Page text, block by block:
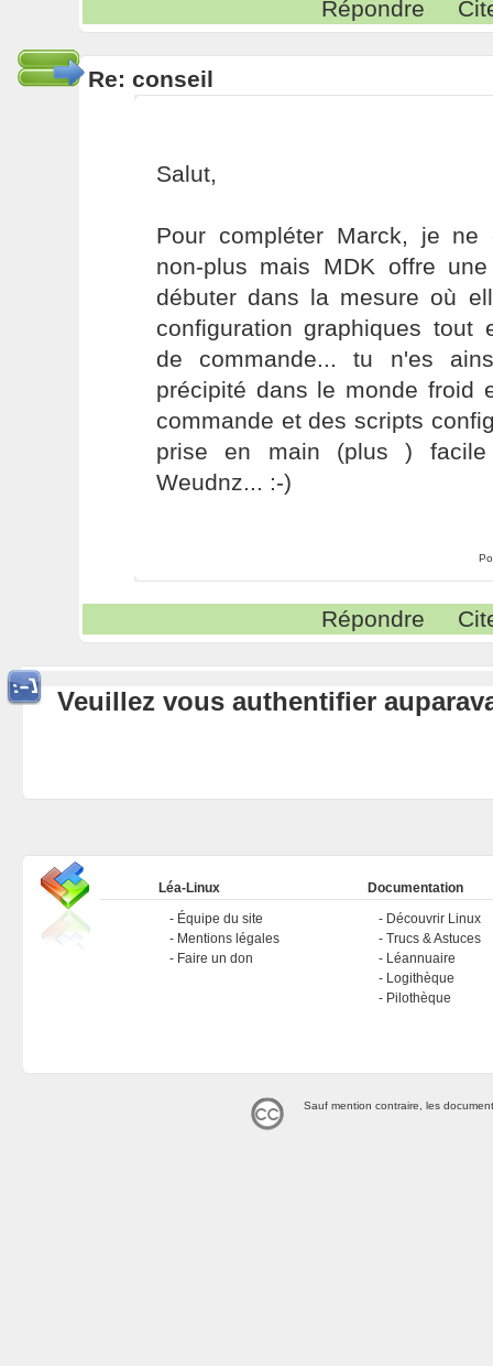
Répondre
Re: conseil
Salut,
Pour compléter Marck, je ne
non-plus mais MDK offre
débuter dans la mesure où
configuration graphiques tout
de commande... tu n'es
précipité dans le monde froid
commande et des scripts
prise en main (plus )
Weudnz... :-)
Répondre
Veuillez vous authentifier
Léa-Linux
Équipe du site
Mentions légales
Faire un don
Documentation
Découvrir Linux
Trucs & Astuces
Léannuaire
Logithèque
Pilothèque
Sauf mention contraire, les